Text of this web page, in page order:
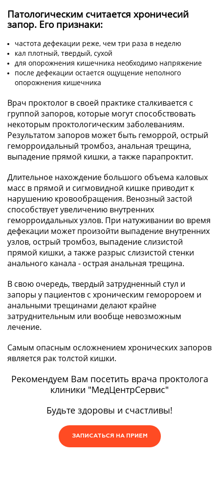
Патологическим считается хроничесий
запор. Его признаки:
частота дефекации реже, чем три раза в неделю
кал плотный, твердый, сухой
для опорожнения кишечника необходимо напряжение
после дефекации остается ощущение неполного
опорожнения кишечника
Врач проктолог в своей практике сталкивается с
группой запоров, которые могут способствовать
некоторым проктологическим заболеваниям.
Результатом запоров может быть геморрой, острый
геморроидальный тромбоз, анальная трещина,
выпадение прямой кишки, а также парапроктит.
Длительное нахождение большого объема каловых
масс в прямой и сигмовидной кишке приводит к
нарушению кровообращения. Венозный застой
способствует увеличению внутренних
геморроидальных узлов. При натуживании во время
дефекации может произойти выпадение внутренних
узлов, острый тромбоз, выпадение слизистой
прямой кишки, а также разрыс слизистой стенки
анального канала - острая анальная трещина.
В свою очередь, твердый затрудненный стул и
запоры у пациентов с хроническим геморороем и
анальными трещинами делают крайне
затруднительным или вообще невозможным
лечение.
Самым опасным осложнением хронических запоров
является рак толстой кишки.
Рекомендуем Вам посетить врача проктолога
клиники "МедЦентрСервис"
Будьте здоровы и счастливы!
ЗАПИСАТЬСЯ НА ПРИЕМ